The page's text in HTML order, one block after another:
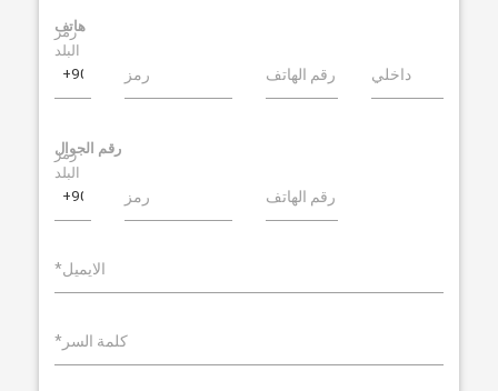
هاتف
رمز
البلد
رمز رقم الهاتف داخلي
رقم الجوال
رمز
البلد
رمز رقم الهاتف
*الايميل
*كلمة السر